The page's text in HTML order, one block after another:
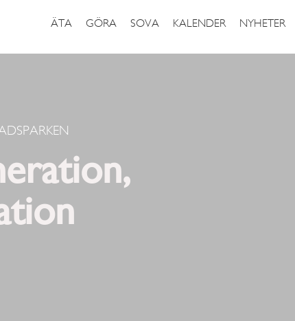
ÄTA GÖRA SOVA KALENDER NYHETER